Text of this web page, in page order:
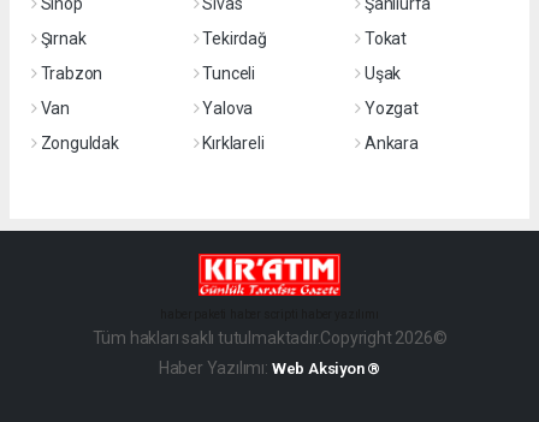
Şırnak
Tekirdağ
Tokat
Trabzon
Tunceli
Uşak
Van
Yalova
Yozgat
Zonguldak
Kırklareli Ankara
Tüm hakları saklı tutulmaktadır.Copyright 2026©
Haber Yazılımı: Web Aksiyon ®